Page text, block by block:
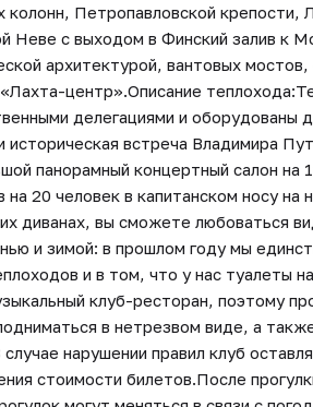
колонн, Петропавловской
Неве с выходом в Финский залив к
архитектурой, вантовых
центр».Описание
делегациями и оборудованы
историческая встреча Владимира
панорамный концертный салон на
на 20 человек в капитанском носу
диванах, вы сможете любоваться
и зимой: в прошлом году мы
и в том, что у нас туалеты
клуб-ресторан, поэтому
в нетрезвом виде, а
нарушении правил клуб
стоимости билетов.После